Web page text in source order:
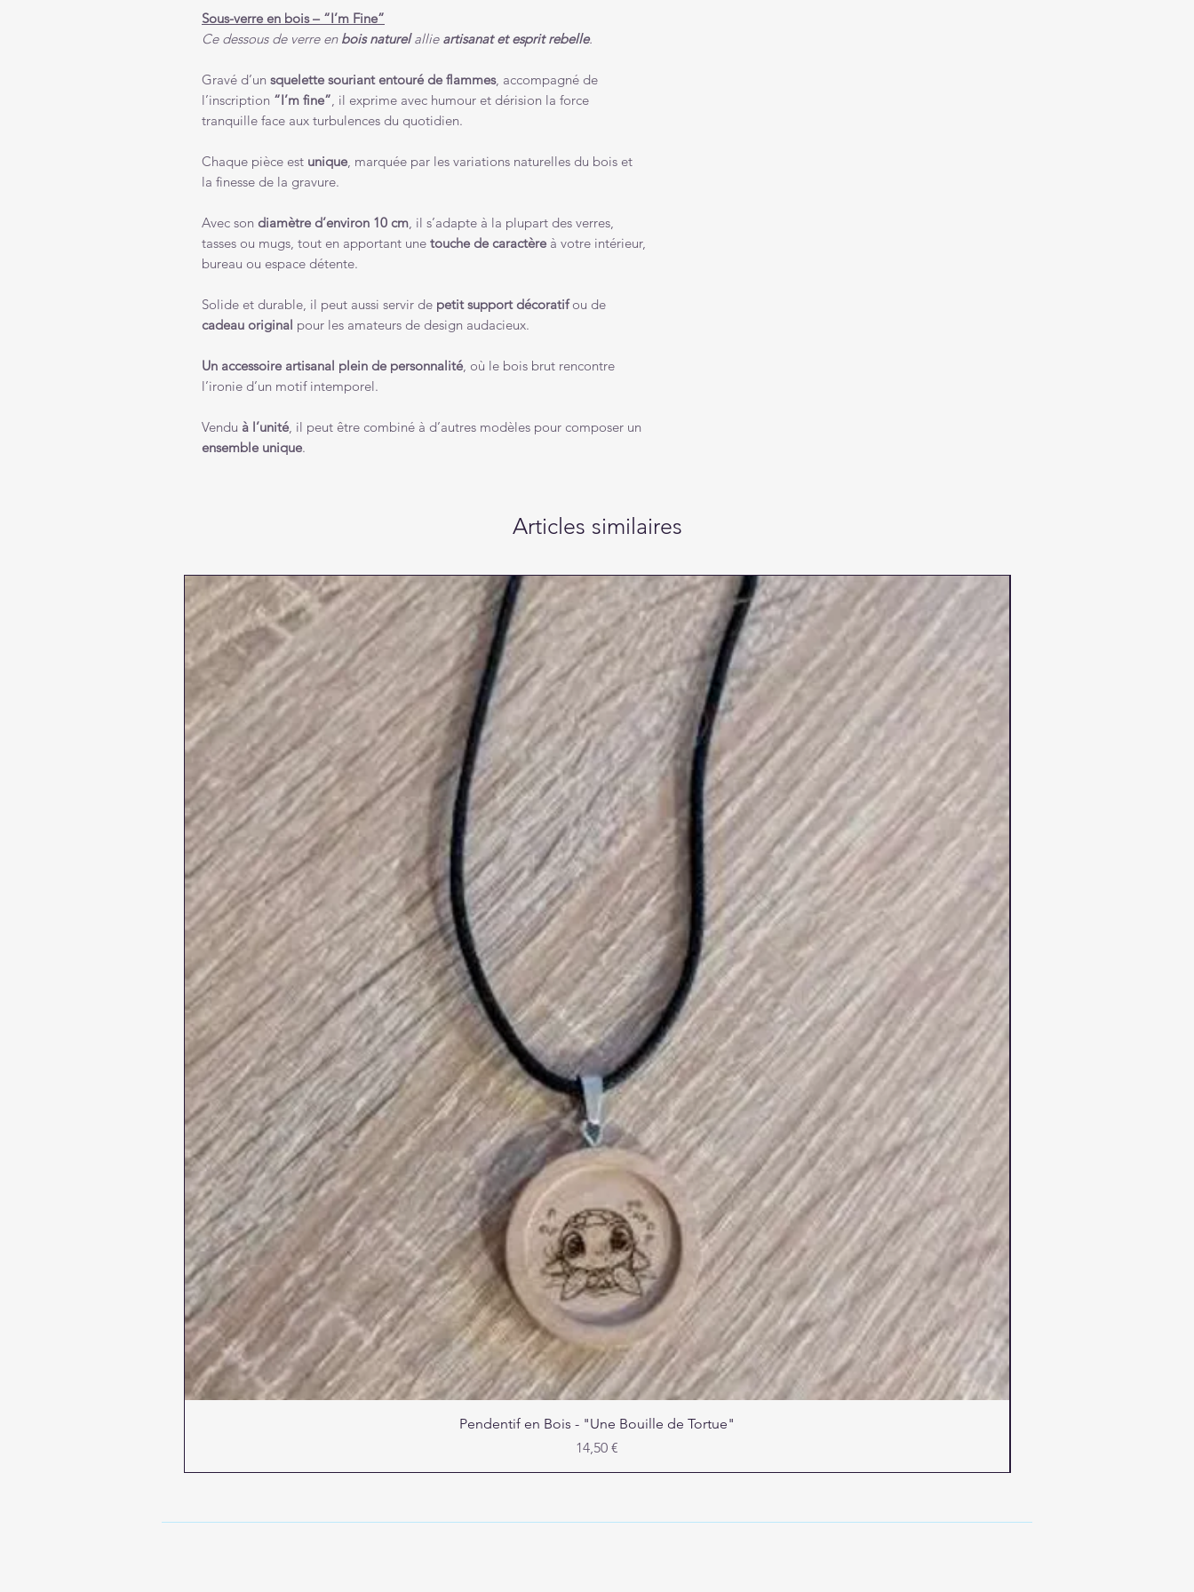
Sous-verre en bois – “I’m Fine”
Ce dessous de verre en bois naturelallie artisanat et esprit rebelle.
Gravé d’un squelette souriant entouré de flammes, accompagné de
l’inscription “I’m fine”, il exprime avec humour et dérision la force
tranquille face aux turbulences du quotidien.
Chaque pièce est unique, marquée par les variations naturelles du bois et
la finesse de la gravure.
Avec son diamètre d’environ 10 cm, il s’adapte à la plupart des verres,
tasses ou mugs, tout en apportant une touche de caractère à votre intérieur,
bureau ou espace détente.
Solide et durable, il peut aussi servir de petit support décoratifou de
cadeau original pour les amateurs de design audacieux.
Un accessoire artisanal plein de personnalité, où le bois brut rencontre
l’ironie d’un motif intemporel.
Vendu à l’unité, il peut être combiné à d’autres modèles pour composer un
ensemble unique.
Articles similaires
Aperçu rapide
Pendentif en Bois - "Une Bouille de Tortue"
Prix
14,50 €